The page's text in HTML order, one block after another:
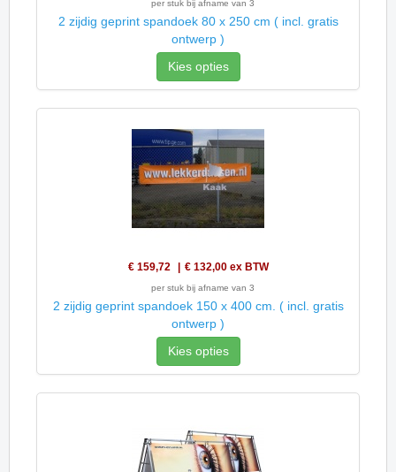
per stuk bij afname van 3
2 zijdig geprint spandoek 80 x 250 cm ( incl. gratis
ontwerp )
Kies opties
€ 159,72 € 132,00 ex BTW
per stuk bij afname van 3
2 zijdig geprint spandoek 150 x 400 cm. ( incl. gratis
ontwerp )
Kies opties